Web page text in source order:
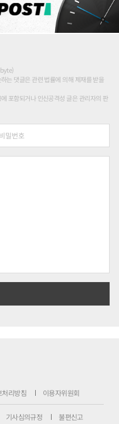
는 댓글은 관련 법률에 의해 제재를 받을
포함되거나 인신공격성 글은 관리자의 판
처리방침 이용자위원회
기사심의규정 불편신고